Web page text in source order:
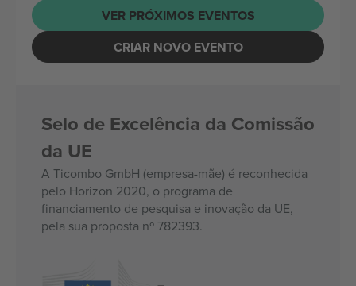
VER PRÓXIMOS EVENTOS
CRIAR NOVO EVENTO
Selo de Excelência da Comissão
da UE
A Ticombo GmbH (empresa-mãe) é reconhecida
pelo Horizon 2020, o programa de
financiamento de pesquisa e inovação da UE,
pela sua proposta nº 782393.